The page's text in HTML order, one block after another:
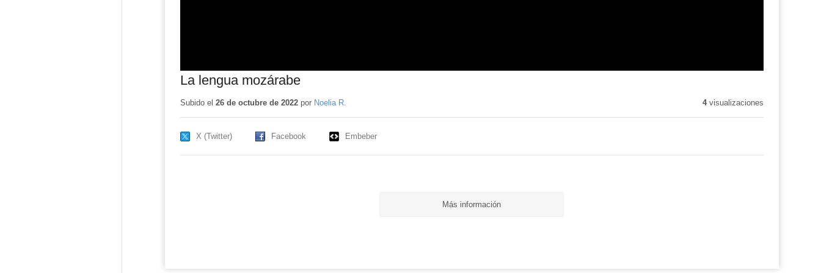
La lengua mozárabe
Subido el 26 de octubre de 2022por Noelia R. 4visualizaciones
X (Twitter) Facebook Embeber
Más información